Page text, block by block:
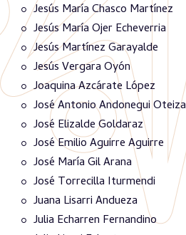
Jesús María Chasco Martínez
Jesús María Ojer Echeverria
Jesús Martínez Garayalde
Jesús Vergara Oyón
Joaquina Azcárate López
José Antonio Andonegui Oteiza
José Elizalde Goldaraz
José Emilio Aguirre Aguirre
José María Gil Arana
José Torrecilla Iturmendi
Juana Lisarri Andueza
Julia Echarren Fernandino